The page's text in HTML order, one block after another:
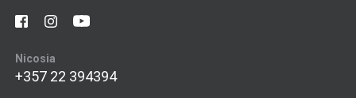
Nicosia
+357 22 394394